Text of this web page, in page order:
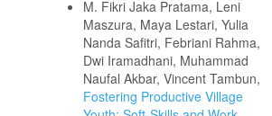
M. Fikri Jaka Pratama, Leni
Maszura, Maya Lestari, Yulia
Nanda Safitri, Febriani Rahma,
Dwi Iramadhani, Muhammad
Naufal Akbar, Vincent Tambun,
Fostering Productive Village